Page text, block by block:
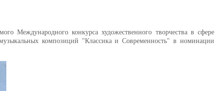
Международного конкурса художественного творчества в сфере
композиций "Классика и Современность" в номинации